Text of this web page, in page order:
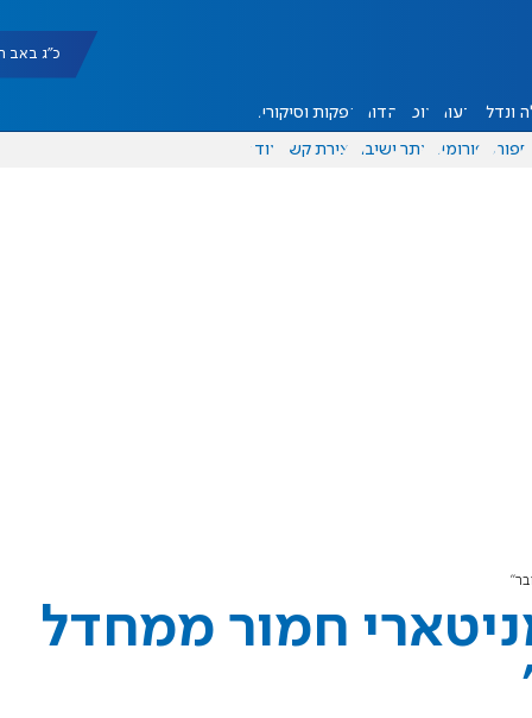
כ"ג באב תשפ"ו
ונדל"ן דעות אוכל יהדות הפקות וסיקורים
ספורט פורומים אתר ישיבה יצירת קשר עוד
חמור ממחדל